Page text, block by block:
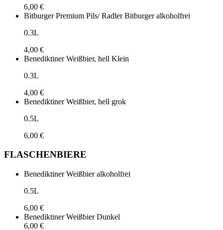
6,00 €
Bitburger Premium Pils/ Radler Bitburger alkoholfrei
0.3L
4,00 €
Benediktiner Weißbier, hell Klein
0.3L
4,00 €
Benediktiner Weißbier, hell grok
0.5L
6,00 €
FLASCHENBIERE
Benediktiner Weißbier alkoholfrei
0.5L
6,00 €
Benediktiner Weißbier Dunkel
6,00 €